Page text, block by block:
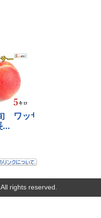
All rights reserved.